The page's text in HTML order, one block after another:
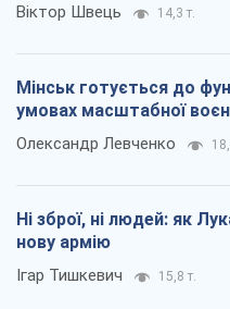
Віктор Швець 14,3 т.
Мінськ готується до
умовах масштабної
Олександр Левченко
Ні зброї, ні людей: як
нову армію
Ігар Тишкевич 15,8 т.